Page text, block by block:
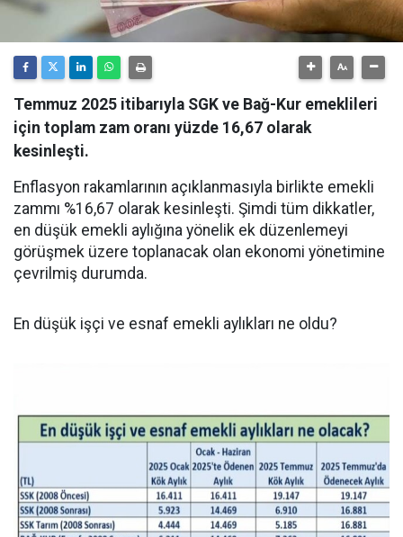
Temmuz 2025 itibarıyla SGK ve Bağ-Kur emeklileri
için toplam zam oranı yüzde 16,67 olarak
kesinleşti.
Enflasyon rakamlarının açıklanmasıyla birlikte emekli
zammı %16,67 olarak kesinleşti. Şimdi tüm dikkatler,
en düşük emekli aylığına yönelik ek düzenlemeyi
görüşmek üzere toplanacak olan ekonomi yönetimine
çevrilmiş durumda.
En düşük işçi ve esnaf emekli aylıkları ne oldu?